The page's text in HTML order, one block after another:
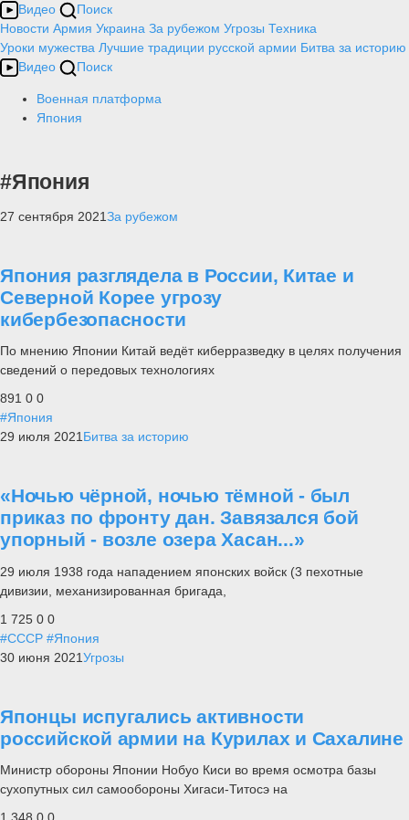
Видео
Поиск
Новости Армия Украина За рубежом Угрозы Техника
Уроки мужества Лучшие традиции русской армии Битва за историю
Видео
Поиск
Военная платформа
Япония
#Япония
27 сентября 2021За рубежом
Япония разглядела в России, Китае и
Северной Корее угрозу
кибербезопасности
По мнению Японии Китай ведёт киберразведку в целях получения
сведений о передовых технологиях
891 0 0
#Япония
29 июля 2021 Битва за историю
«Ночью чёрной, ночью тёмной - был
приказ по фронту дан. Завязался бой
упорный - возле озера Хасан...»
29 июля 1938 года нападением японских войск (3 пехотные
дивизии, механизированная бригада,
1 725 0 0
#СССР #Япония
30 июня 2021Угрозы
Японцы испугались активности
российской армии на Курилах и Сахалине
Министр обороны Японии Нобуо Киси во время осмотра базы
сухопутных сил самообороны Хигаси-Титосэ на